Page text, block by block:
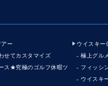
ー
せてカスタマイズ
ス★究極のゴルフ休暇ツ
ウイスキー
極上グル
フィッシ
ウイスキ